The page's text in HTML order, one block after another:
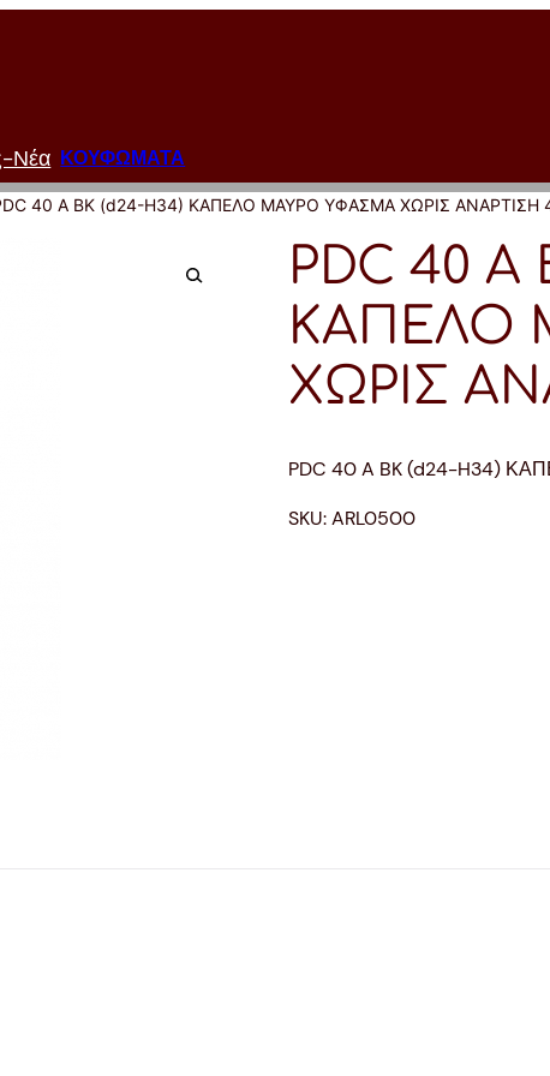
Νέα ΚΟΥΦΩΜΑΤΑ
40 A BK (d24-H34) ΚΑΠΕΛΟ ΜΑΥΡΟ ΥΦΑΣΜΑ ΧΩΡΙΣ ΑΝΑΡΤΙΣΗ
PDC 40 A
ΚΑΠΕΛΟ
ΧΩΡΙΣ
PDC 40 A BK (d24-H34)
SKU:ARL0500